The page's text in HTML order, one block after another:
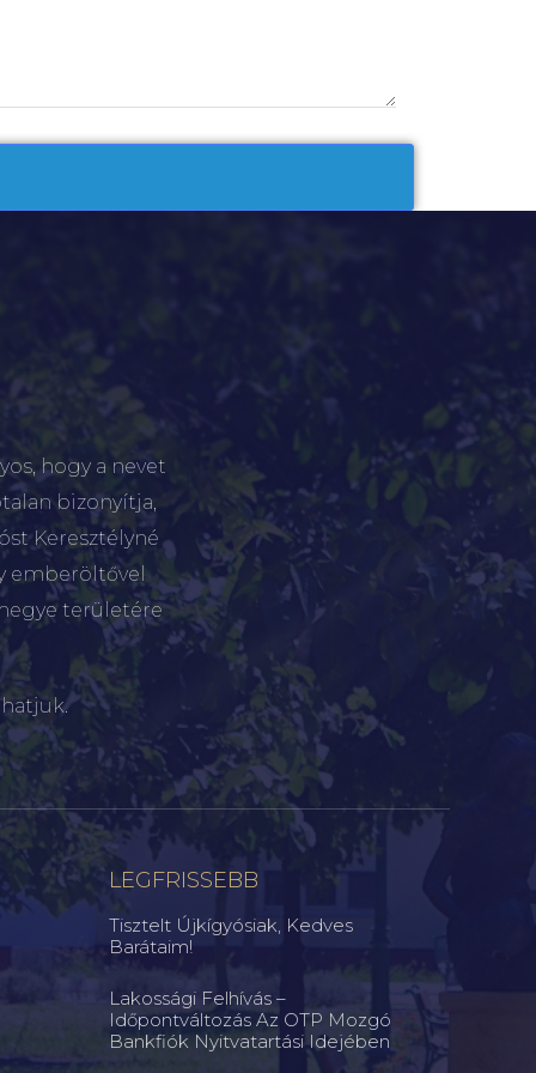
hogy a nevet
bizonyítja,
Keresztélyné
emberöltővel
területére
LEGFRISSEBB
Tisztelt Újkígyósiak, Kedves
Barátaim!
Lakossági Felhívás –
Időpontváltozás Az OTP Mozgó
Bankfiók Nyitvatartási Idejében